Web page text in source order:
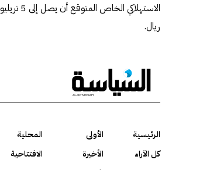
ريال.
الرئيسية الأولى المحلية
كل الآراء
الأخيرة الافتتاحية